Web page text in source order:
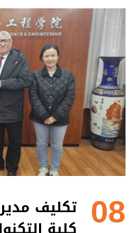
08 تكليف